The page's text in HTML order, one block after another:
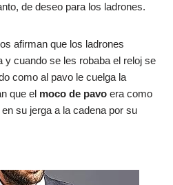
de deseo para los ladrones.
afirman que los ladrones
y cuando se les robaba el reloj se
como al pavo le cuelga la
que el moco de pavo era como
su jerga a la cadena por su